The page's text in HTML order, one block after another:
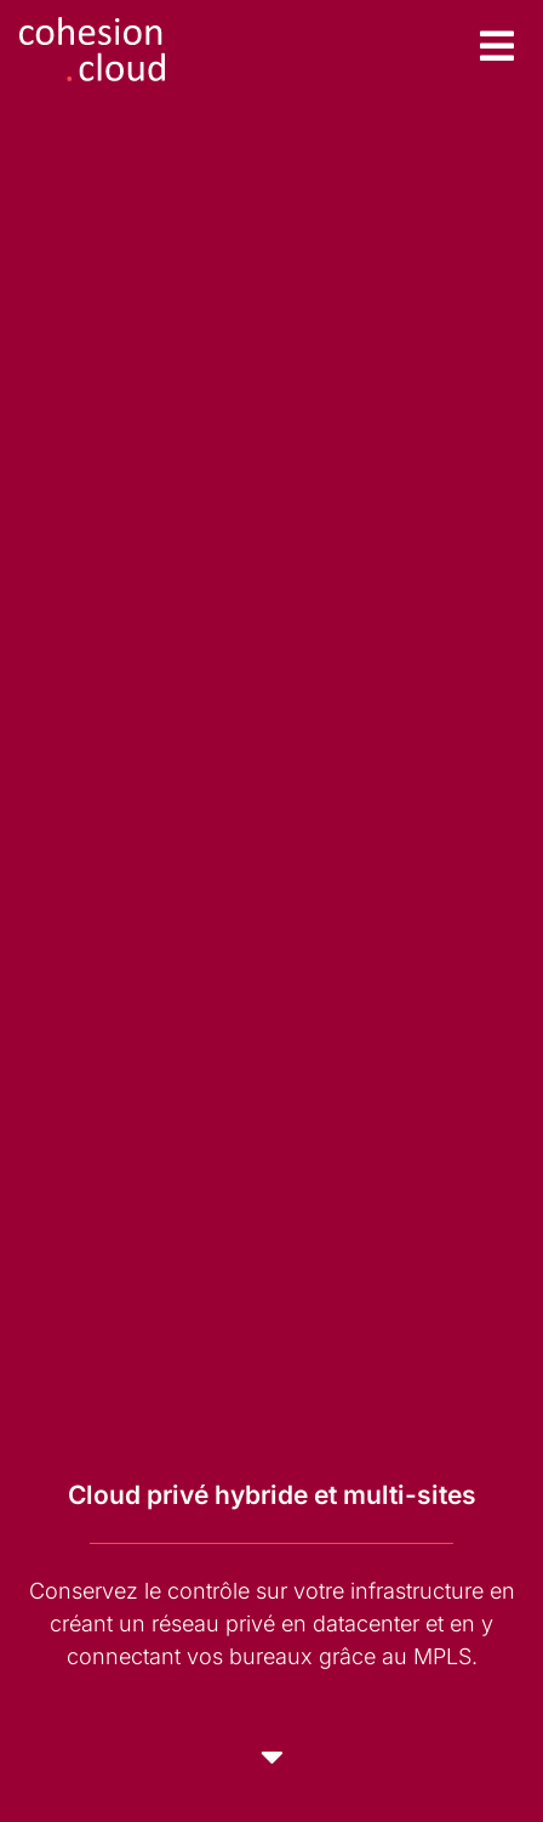
Cloud privé hybride et multi-sites
Conservez le contrôle sur votre infrastructure en
créant un réseau privé en datacenter et en y
connectant vos bureaux grâce au MPLS.